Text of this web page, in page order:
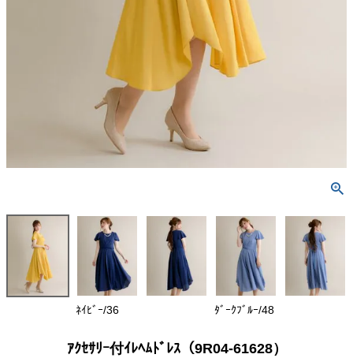
ﾈｲﾋﾞｰ/36 ﾀﾞｰｸﾌﾞﾙｰ/48
ｱｸｾｻﾘｰ付ｲﾚﾍﾑﾄﾞﾚｽ（9R04-61628）